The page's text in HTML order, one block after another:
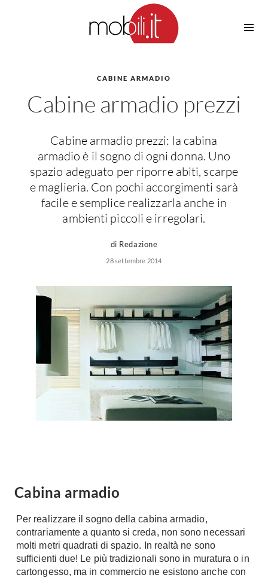
Cucine Design
Cucine Moderne
Cucine Country
Cucine Monoblocco
Consigli Cucine
Attrezzature Interne
Elettrodomestici
Cappe
Lavastoviglie
Lavatrici
Asciugatrici
Piccoli
Elettrodomestici
Casalinghi
Mobili Soggiorno
Librerie
Vetrine
Pareti Attrezzate
Porta Tv
Casette in Legno
Ombrelloni
Pergole
Giardinaggio
Piante
Faretti
Applique
Plafoniere
Riscaldamento
Caminetti
Stufe
Radiatori
Caldaie
Climatizzatore
Deumidificatori
Chiller
Pompe di calore
CABINE ARMADIO
Cabine armadio prezzi
Cabine armadio prezzi: la cabina
armadio è il sogno di ogni donna. Uno
spazio adeguato per riporre abiti, scarpe
e maglieria. Con pochi accorgimenti sarà
facile e semplice realizzarla anche in
ambienti piccoli e irregolari.
di Redazione
28 settembre 2014
Cabina armadio
Per realizzare il sogno della cabina armadio,
contrariamente a quanto si creda, non sono necessari
molti metri quadrati di spazio. In realtà ne sono
sufficienti due! Le più tradizionali sono in muratura o in
cartongesso, ma in commercio ne esistono anche con